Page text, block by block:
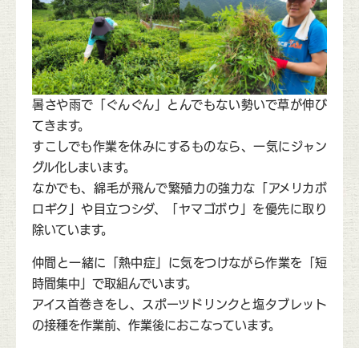
暑さや雨で「ぐんぐん」とんでもない勢いで草が伸び
てきます。
すこしでも作業を休みにするものなら、一気にジャン
グル化しまいます。
なかでも、綿毛が飛んで繁殖力の強力な「アメリカボ
ロギク」や目立つシダ、「ヤマゴボウ」を優先に取り
除いています。
仲間と一緒に「熱中症」に気をつけながら作業を「短
時間集中」で取組んでいます。
アイス首巻きをし、スポーツドリンクと塩タブレット
の接種を作業前、作業後におこなっています。